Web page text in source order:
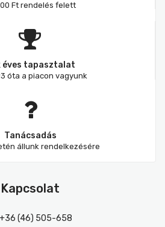
Ft rendelés felett
éves tapasztalat
óta a piacon vagyunk
Tanácsadás
állunk rendelkezésére
Kapcsolat
+36 (46) 505-658